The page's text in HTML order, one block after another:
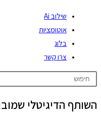
שילוב Ai
אוטומציות
בלוג
צרו קשר
השותף הדיגיטלי